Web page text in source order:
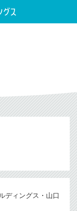
ディングス・山口